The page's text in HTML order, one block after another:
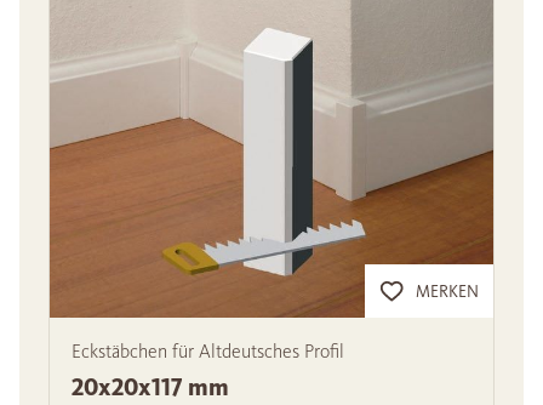
MERKEN
Eckstäbchen für Altdeutsches Profil
20x20x117 mm